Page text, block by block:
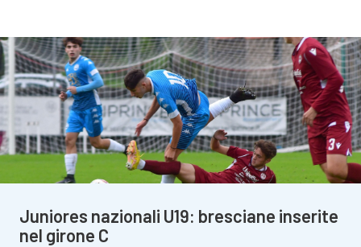
Juniores nazionali U19: bresciane inserite
nel girone C